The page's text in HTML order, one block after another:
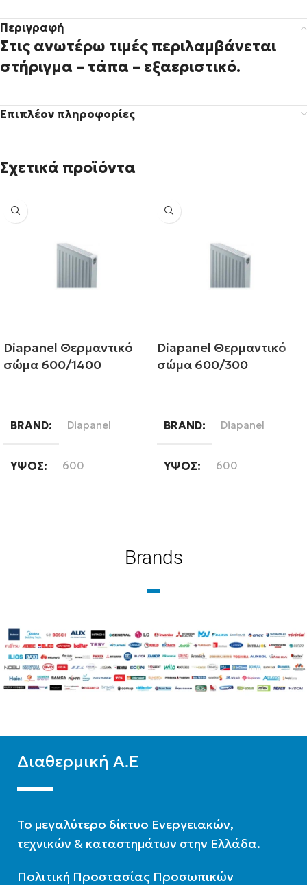
Περιγραφή
Στις ανωτέρω τιμές περιλαμβάνεται
στήριγμα – τάπα – εξαεριστικό.
Επιπλέον πληροφορίες
Σχετικά προϊόντα
Diapanel Θερμαντικό
σώμα 600/1400
BRAND Diapanel
ΎΨΟΣ 600
Δίστηλο ,Μονόστηλο ,
Τρίστηλο
Diapanel Θερμαντικό
σώμα 600/300
BRAND Diapanel
ΎΨΟΣ 600
ΤΎΠΟΣ ΒΡΌΓΧΟΥ
Δίστηλο ,Μονόστηλο ,
Τρίστηλο
Brands
Διαθερμική Α.Ε
To μεγαλύτερο δίκτυο Ενεργειακών,
τεχνικών & καταστημάτων στην Ελλάδα.
Πολιτική Προστασίας Προσωπικών